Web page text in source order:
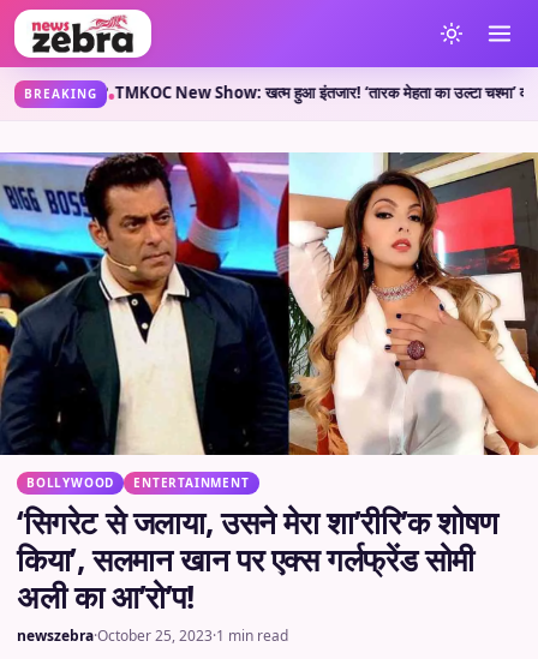
BREAKING
कहती है?•TMKOC New Show: खत्म हुआ इंतजार! ‘तारक मेहता का उल्टा चश्मा’ वाले
BOLLYWOOD ENTERTAINMENT
‘सिगरेट से जलाया, उसने मेरा शा’रीरि’क शोषण
किया’, सलमान खान पर एक्स गर्लफ्रेंड सोमी
अली का आ’रो’प!
newszebra·October 25, 2023·1 min read